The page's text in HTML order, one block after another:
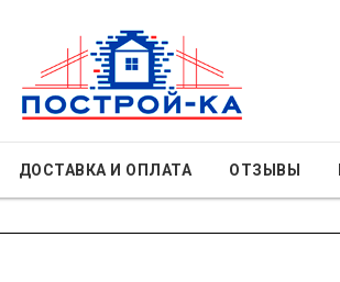
ДОСТАВКА И ОПЛАТА ОТЗЫВЫ